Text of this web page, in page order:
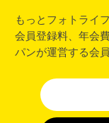
もっとフォトライ
会員登録料、年会
パンが運営する会